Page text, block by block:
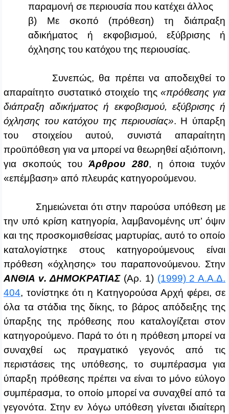
παραμονή σε περιουσία που κατέχει άλλος
β) Με σκοπό (πρόθεση) τη διάπραξη
αδικήματος ή εκφοβισμού, εξύβρισης ή
όχλησης του κατόχου της περιουσίας.
Συνεπώς, θα πρέπει να αποδειχθεί το
απαραίτητο συστατικό στοιχείο της«πρόθεσης για
διάπραξη αδικήματος ή εκφοβισμού, εξύβρισης ή
όχλησης του κατόχου της περιουσίας». Η ύπαρξη
του στοιχείου αυτού, συνιστά απαραίτητη
προϋπόθεση για να μπορεί να θεωρηθεί αξιόποινη,
για σκοπούς τουΆρθρου 280, η όποια τυχόν
«επέμβαση» από πλευράς κατηγορούμενου.
Σημειώνεται ότι στην παρούσα υπόθεση με
την υπό κρίση κατηγορία, λαμβανομένης υπ’ όψιν
και της προσκομισθείσας μαρτυρίας, αυτό το οποίο
καταλογίστηκε στους κατηγορούμενους είναι
πρόθεση «όχλησης» του παραπονούμενου. Στην
ΑΝΘΙΑ v. ΔΗΜΟΚΡΑΤΙΑΣ(Αρ. 1) (1999) 2 Α.Α.Δ.
404, τονίστηκε ότι η Κατηγορούσα Αρχή φέρει, σε
όλα τα στάδια της δίκης, το βάρος απόδειξης της
ύπαρξης της πρόθεσης που καταλογίζεται στον
κατηγορούμενο. Παρά το ότι η πρόθεση μπορεί να
συναχθεί ως πραγματικό γεγονός από τις
περιστάσεις της υπόθεσης, το συμπέρασμα για
ύπαρξη πρόθεσης πρέπει να είναι το μόνο εύλογο
συμπέρασμα, το οποίο μπορεί να συναχθεί από τα
γεγονότα. Στην εν λόγω υπόθεση γίνεται ιδιαίτερη